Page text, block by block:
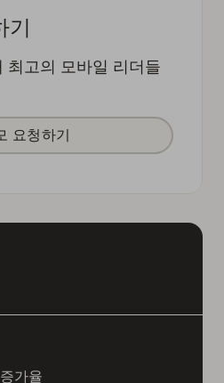
기
최고의 모바일 리더들
요청하기
가율